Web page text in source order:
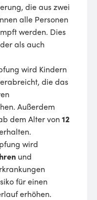
die aus zwei
alle Personen
werden. Dies
als auch
wird Kindern
die das
Außerdem
dem Alter von 12
wird
und
für einen
erhöhen.